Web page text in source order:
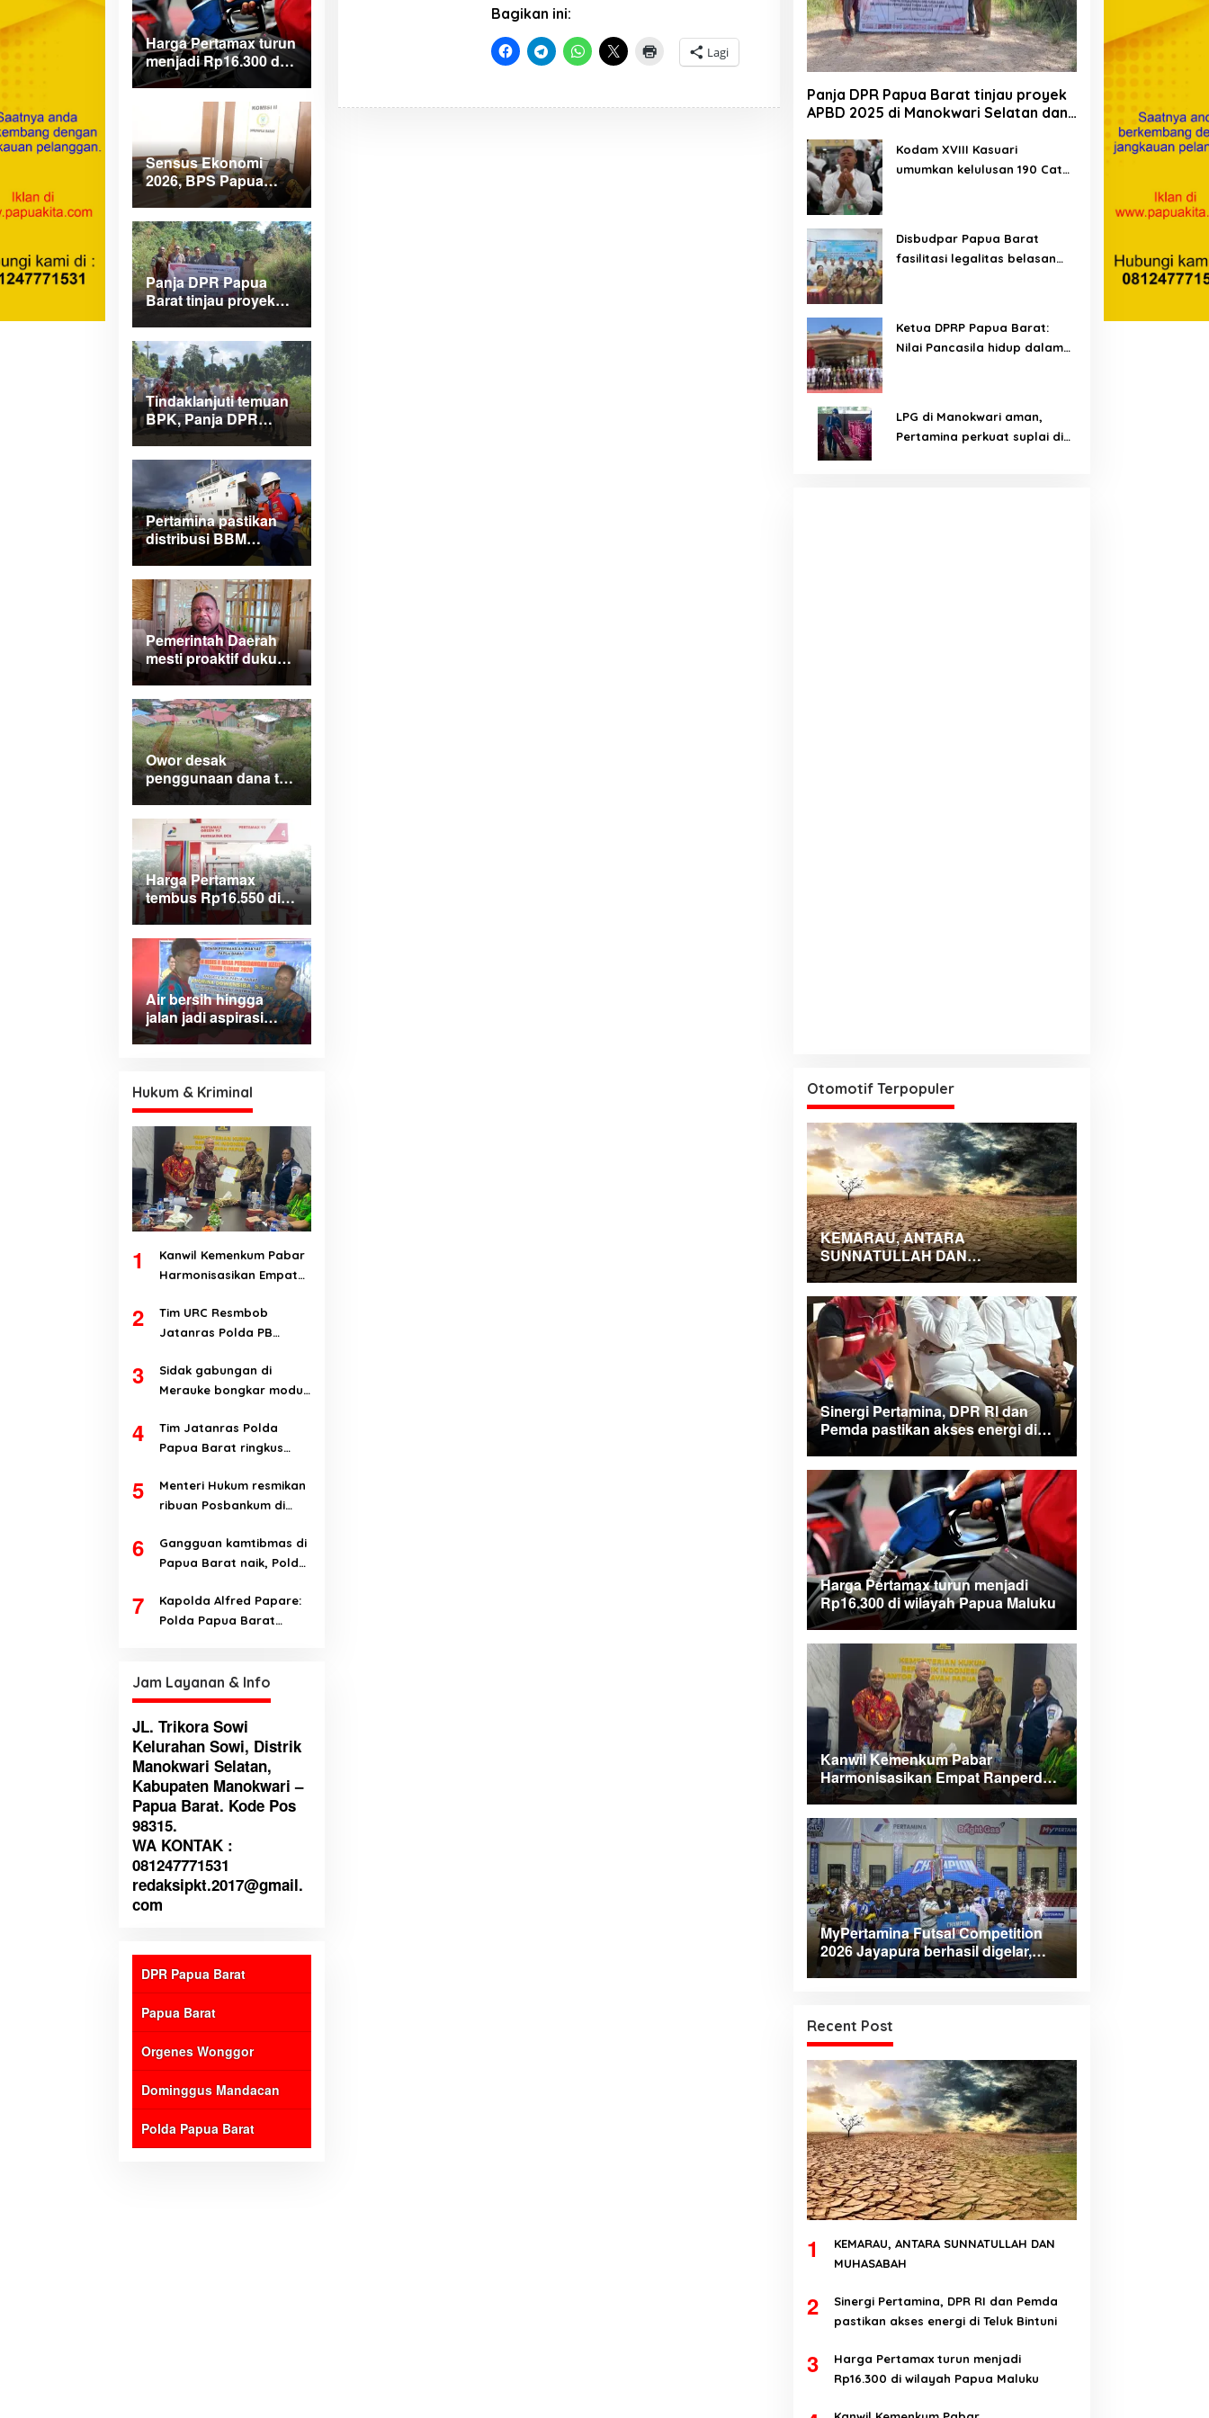
Harga Pertamax turun
menjadi Rp16.300 di
wilayah Papua
Sensus Ekonomi
2026, BPS Papua
Barat saar pimpinan
DPRPB
Panja DPR Papua
Barat tinjau proyek
dan Bintuni
Tindaklanjuti temuan
BPK, Panja DPR
Papua Barat turlap ke
tiga lokasi proyek di
Manokwari
Pertamina pastikan
distribusi BBM
normal dan lancar di
wilayah Papua
Maluku
Pemerintah Daerah
mesti proaktif dukung
legalitas
pertambangan rakyat
di Papua Barat
Owor desak
penggunaan dana tak
terduga tangani
bencana di Kampung
Coisi
Harga Pertamax
tembus Rp16.550 di
wilayah Papua
Maluku, harga
Biosolar dan Pertalite
tetap
Air bersih hingga
jalan jadi aspirasi
dominan warga Hink,
pembangunan
Hukum & Kriminal
1
Kanwil Kemenkum Pabar
Harmonisasikan Empat
Teluk Wondama
2
Tim URC Resmbob
Jatanras Polda PB
curanmor di Manokwari
3
Sidak gabungan di
Merauke bongkar modus
subsidi
4
Tim Jatanras Polda
Papua Barat ringkus
5
Menteri Hukum resmikan
ribuan Posbankum di
Barat Daya
6
Gangguan kamtibmas di
Papua Barat naik, Polda
7
Kapolda Alfred Papare:
Polda Papua Barat
Jam Layanan & Info
JL. Trikora Sowi
Kelurahan Sowi, Distrik
Manokwari Selatan,
Kabupaten Manokwari –
Papua Barat. Kode Pos
98315.
WA KONTAK :
081247771531
redaksipkt.2017@gmail.
com
DPR Papua Barat
Papua Barat
Orgenes Wonggor
Dominggus Mandacan
Polda Papua Barat
I
A
Bagikan ini:
Lagi
Panja DPR Papua Barat tinjau proyek
APBD 2025 di Manokwari Selatan dan
Kodam XVIII Kasuari
umumkan kelulusan 190 Cata
Disbudpar Papua Barat
fasilitasi legalitas belasan
Ketua DPRP Papua Barat:
Nilai Pancasila hidup dalam
LPG di Manokwari aman,
Pertamina perkuat suplai di
Otomotif Terpopuler
KEMARAU, ANTARA
SUNNATULLAH DAN
MUHASABAH
Sinergi Pertamina, DPR RI dan
Pemda pastikan akses energi di
Teluk Bintuni
Harga Pertamax turun menjadi
Rp16.300 di wilayah Papua Maluku
Kanwil Kemenkum Pabar
Harmonisasikan Empat Ranperda
Kabupaten Teluk Wondama
MyPertamina Futsal Competition
2026 Jayapura berhasil digelar,
dorong talenta muda berprestasi
Recent Post
1
KEMARAU, ANTARA SUNNATULLAH DAN
MUHASABAH
2
Sinergi Pertamina, DPR RI dan Pemda
pastikan akses energi di Teluk Bintuni
3
Harga Pertamax turun menjadi
Rp16.300 di wilayah Papua Maluku